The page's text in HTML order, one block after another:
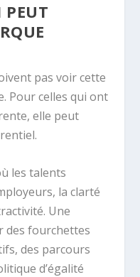
PEUT
pas voir cette
Pour celles qui ont
elle peut
les talents
la clarté
Une
des fourchettes
des parcours
d’égalité